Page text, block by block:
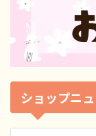
ショップニ